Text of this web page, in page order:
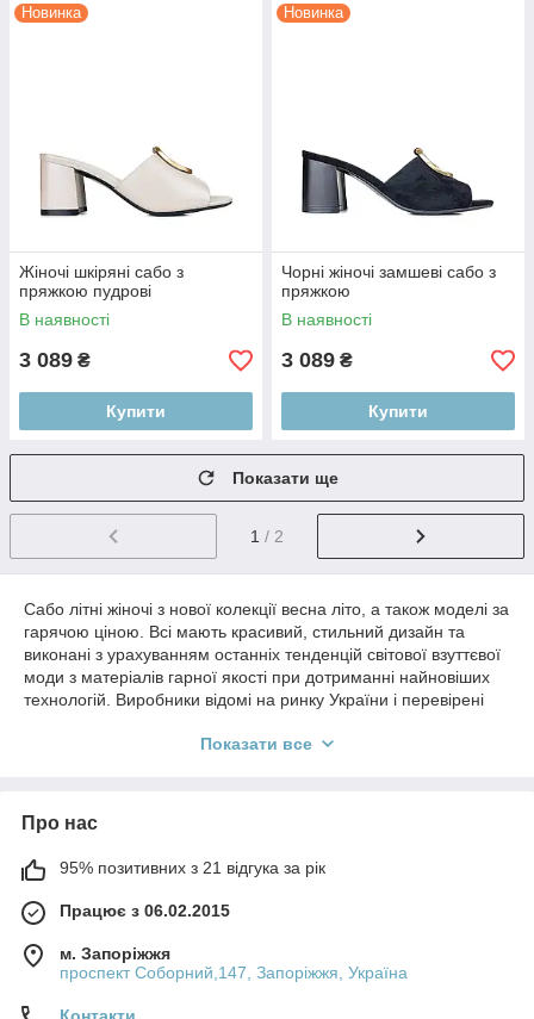
Новинка
Жіночі шкіряні сабо з
пряжкою пудрові
В наявності
3 089 ₴
Купити
Новинка
Чорні жіночі замшеві сабо з
пряжкою
В наявності
3 089 ₴
Купити
Показати ще
1 / 2
Сабо літні жіночі з нової колекції весна літо, а також моделі за
гарячою ціною. Всі мають красивий, стильний дизайн та
виконані з урахуванням останніх тенденцій світової взуттєвої
моди з матеріалів гарної якості при дотриманні найновіших
технологій. Виробники відомі на ринку України і перевірені
рішень та модних акцентів у сабо, дуже комфортні італійські
Україні 1 день.
Показати все
Про нас
95% позитивних з 21 відгука за рік
Працює з 06.02.2015
м. Запоріжжя
проспект Соборний,147, Запоріжжя, Україна